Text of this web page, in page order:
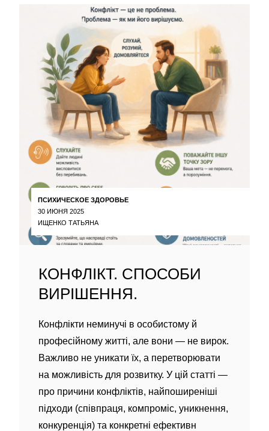
ПСИХИЧЕСКОЕ ЗДОРОВЬЕ
30 ИЮНЯ 2025
ИЩЕНКО ТАТЬЯНА
КОНФЛІКТ. СПОСОБИ
ВИРІШЕННЯ.
Конфлікти неминучі в особистому й
професійному житті, але вони — не вирок.
Важливо не уникати їх, а перетворювати
на можливість для розвитку. У цій статті —
про причини конфліктів, найпоширеніші
підходи (співпраця, компроміс, уникнення,
конкуренція) та конкретні ефективн